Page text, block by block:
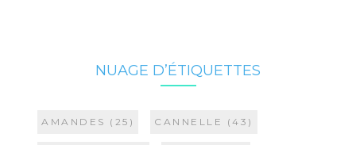
NUAGE D’ÉTIQUETTES
AMANDES (25) CANNELLE (43)